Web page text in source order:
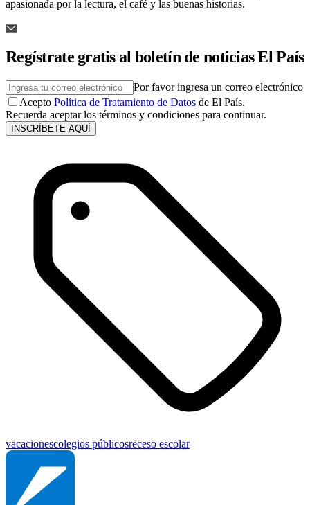
apasionada por la lectura, el café y las buenas historias.
Regístrate gratis al boletín de noticias El País
Por favor ingresa un correo electrónico
Acepto Política de Tratamiento de Datos de El País.
Recuerda aceptar los términos y condiciones para continuar.
INSCRÍBETE AQUÍ
vacacionescolegios públicosreceso escolar